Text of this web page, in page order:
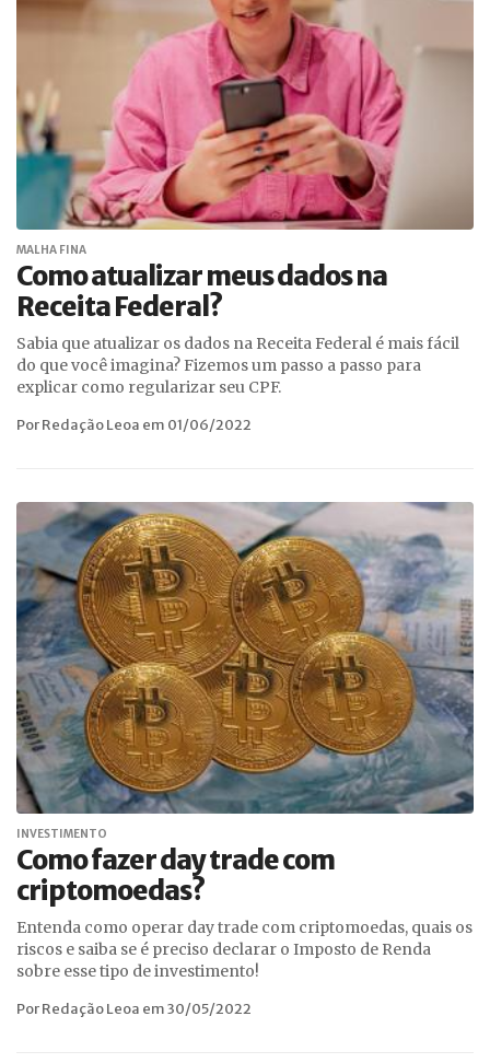
MALHA FINA
Como atualizar meus dados na
Receita Federal?
Sabia que atualizar os dados na Receita Federal é mais fácil
do que você imagina? Fizemos um passo a passo para
explicar como regularizar seu CPF.
Por Redação Leoa em 01/06/2022
INVESTIMENTO
Como fazer day trade com
criptomoedas?
Entenda como operar day trade com criptomoedas, quais os
riscos e saiba se é preciso declarar o Imposto de Renda
sobre esse tipo de investimento!
Por Redação Leoa em 30/05/2022